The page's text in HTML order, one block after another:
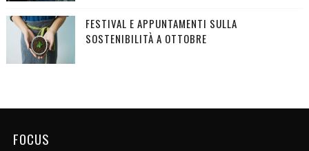
FESTIVAL E APPUNTAMENTI SULLA
SOSTENIBILITÀ A OTTOBRE
FOCUS